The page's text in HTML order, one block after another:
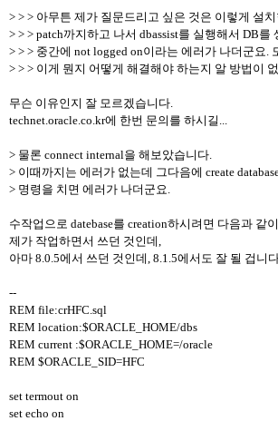
> > > 아무튼 제가 질문드리고 싶은 것은 이렇게 설
> > > patch까지하고 나서 dbassist를 실행해서 DB를
> > > 중간에 not logged on이라는 에러가 나더군요.
> > > 이게 뭔지 어떻게 해결해야 하는지 알 방법이
무슨 이유인지 잘 모르겠습니다.
technet.oracle.co.kr에 한번 문의를 하시길...
> 물론 connect internal을 해보았습니다.
> 이때까지는 에러가 없는데 그다음에 create
> 명령을 치면 에러가 나더군요.
수작업으로 datebase를 creation하시려면 다음과 같
제가 작업하면서 쓰던 것인데,
아마 8.0.5에서 쓰던 것인데, 8.1.5에서도 잘 될 겁니
--
REM file:crHFC.sql
REM location:$ORACLE_HOME/dbs
REM current :$ORACLE_HOME=/oracle
REM $ORACLE_SID=HFC
set termout on
set echo on